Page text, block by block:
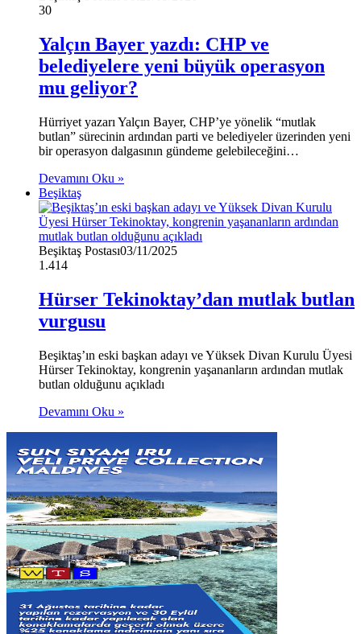
30
Yalçın Bayer yazdı: CHP ve
belediyelere yeni büyük operasyon
mu geliyor?
Hürriyet yazarı Yalçın Bayer, CHP’ye yönelik “mutlak
butlan” sürecinin ardından parti ve belediyeler üzerinden yeni
bir operasyon dalgasının gündeme gelebileceğini…
Devamını Oku »
Beşiktaş
Beşiktaş Postası03/11/2025
1.414
Hürser Tekinoktay’dan mutlak butlan
vurgusu
Beşiktaş’ın eski başkan adayı ve Yüksek Divan Kurulu Üyesi
Hürser Tekinoktay, kongrenin yaşananların ardından mutlak
butlan olduğunu açıkladı
Devamını Oku »